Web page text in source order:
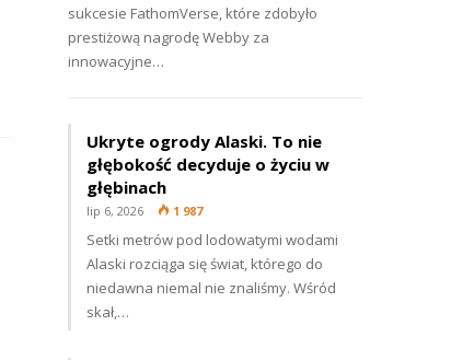
sukcesie FathomVerse, które zdobyło
prestiżową nagrodę Webby za
innowacyjne…
Ukryte ogrody Alaski. To nie
głębokość decyduje o życiu w
głębinach
lip 6, 2026 1 987
Setki metrów pod lodowatymi wodami
Alaski rozciąga się świat, którego do
niedawna niemal nie znaliśmy. Wśród
skał,…